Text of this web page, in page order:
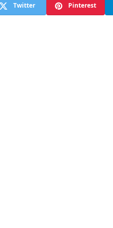
Twitter Pinterest